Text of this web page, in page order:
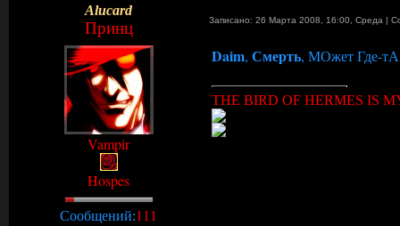
Alucard
Принц Записано: 26 Марта 2008, 16:00, Среда |
Vampir
Hospes
Сообщений:111
Daim, Смерть, МОжет Где-тА
THE BIRD OF HERMES IS